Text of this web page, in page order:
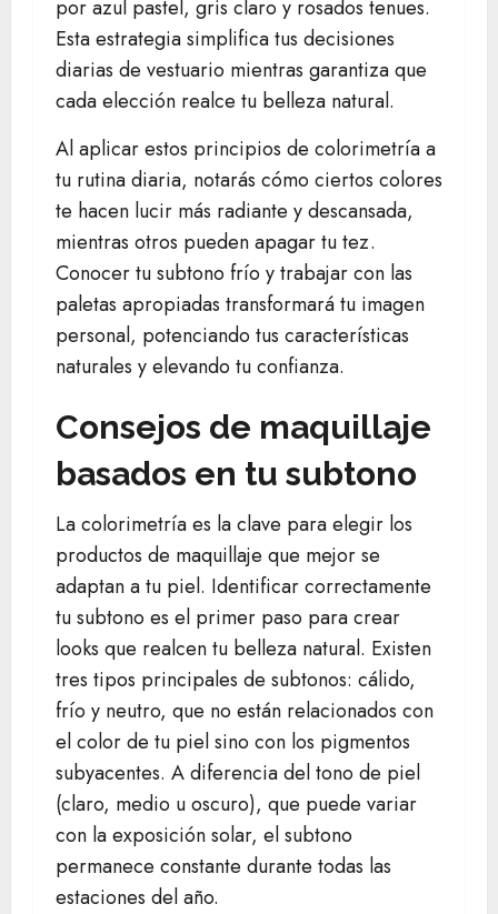
por azul pastel, gris claro y rosados tenues.
Esta estrategia simplifica tus decisiones
diarias de vestuario mientras garantiza que
cada elección realce tu belleza natural.
Al aplicar estos principios de colorimetría a
tu rutina diaria, notarás cómo ciertos colores
te hacen lucir más radiante y descansada,
mientras otros pueden apagar tu tez.
Conocer tu subtono frío y trabajar con las
paletas apropiadas transformará tu imagen
personal, potenciando tus características
naturales y elevando tu confianza.
Consejos de maquillaje
basados en tu subtono
La colorimetría es la clave para elegir los
productos de maquillaje que mejor se
adaptan a tu piel. Identificar correctamente
tu subtono es el primer paso para crear
looks que realcen tu belleza natural. Existen
tres tipos principales de subtonos: cálido,
frío y neutro, que no están relacionados con
el color de tu piel sino con los pigmentos
subyacentes. A diferencia del tono de piel
(claro, medio u oscuro), que puede variar
con la exposición solar, el subtono
permanece constante durante todas las
estaciones del año.